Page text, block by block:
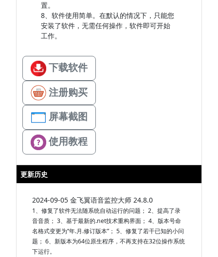
置。
8、软件使用简单。在默认的情况下，只能您
安装了软件，无需任何操作，软件即可开始
工作。
下载软件
注册购买
屏幕截图
使用教程
更新历史
2024-09-05 金飞翼语音监控大师 24.8.0
1、修复了软件无法随系统自动运行的问题； 2、提高了录
音音质； 3、基于最新的.net技术重构界面； 4、版本号命
名格式变更为“年.月.修订版本”； 5、修复了若干已知的小问
题； 6、新版本为64位原生程序，不再支持在32位操作系统
下运行。